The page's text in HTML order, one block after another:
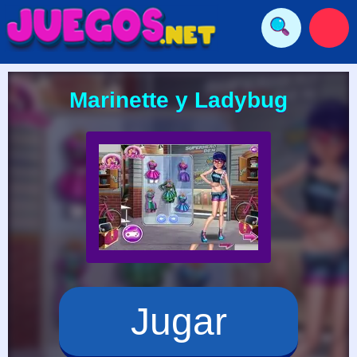
Marinette y Ladybug
Jugar